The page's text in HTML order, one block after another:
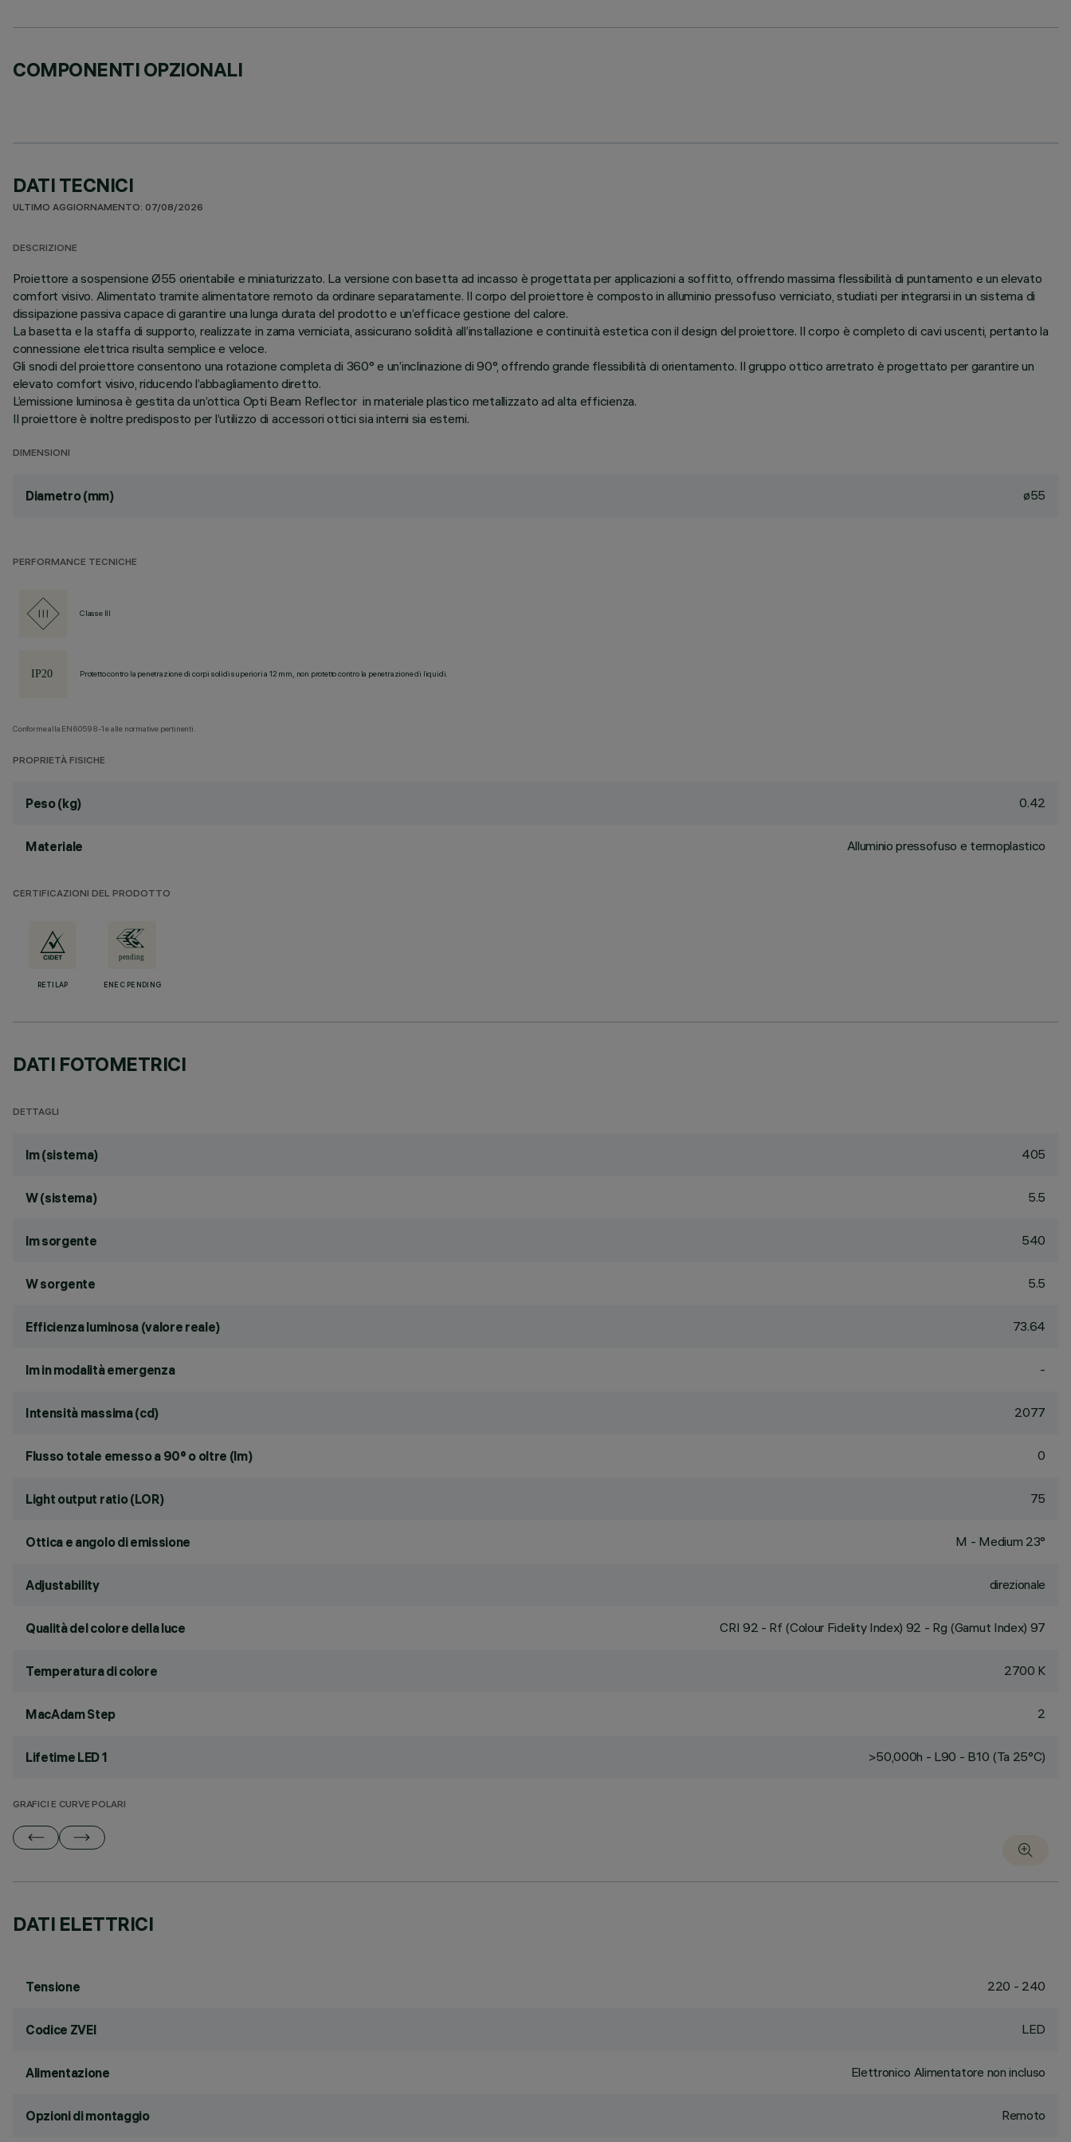
COMPONENTI OPZIONALI
DATI TECNICI
ULTIMO AGGIORNAMENTO: 07/08/2026
DESCRIZIONE
Proiettore a sospensione Ø55 orientabile e miniaturizzato. La versione con basetta ad incasso è progettata per applicazioni a soffitto, offrendo massima flessibilità di puntamento e un elevato
comfort visivo. Alimentato tramite alimentatore remoto da ordinare separatamente. Il corpo del proiettore è composto in alluminio pressofuso verniciato, studiati per integrarsi in un sistema di
dissipazione passiva capace di garantire una lunga durata del prodotto e un’efficace gestione del calore.
La basetta e la staffa di supporto, realizzate in zama verniciata, assicurano solidità all’installazione e continuità estetica con il design del proiettore. Il corpo è completo di cavi uscenti, pertanto la
connessione elettrica risulta semplice e veloce.
Gli snodi del proiettore consentono una rotazione completa di 360° e un’inclinazione di 90°, offrendo grande flessibilità di orientamento. Il gruppo ottico arretrato è progettato per garantire un
elevato comfort visivo, riducendo l’abbagliamento diretto.
L’emissione luminosa è gestita da un’ottica Opti Beam Reflector in materiale plastico metallizzato ad alta efficienza.
Il proiettore è inoltre predisposto per l’utilizzo di accessori ottici sia interni sia esterni.
DIMENSIONI
Diametro (mm) ø55
PERFORMANCE TECNICHE
Classe III
Protetto contro la penetrazione di corpi solidi superiori a 12 mm, non protetto contro la penetrazione di liquidi.
Conforme alla EN60598-1 e alle normative pertinenti.
PROPRIETÀ FISICHE
Peso (kg) 0.42
Materiale Alluminio pressofuso e termoplastico
CERTIFICAZIONI DEL PRODOTTO
RETILAP ENEC PENDING
DATI FOTOMETRICI
DETTAGLI
lm (sistema) 405
W (sistema) 5.5
lm sorgente 540
W sorgente 5.5
Efficienza luminosa (valore reale) 73.64
lm in modalità emergenza -
Intensità massima (cd) 2077
Flusso totale emesso a 90° o oltre (lm) 0
Light output ratio (LOR) 75
Ottica e angolo di emissione M - Medium 23°
Adjustability direzionale
Qualità del colore della luce CRI 92 - Rf (Colour Fidelity Index) 92 - Rg (Gamut Index) 97
Temperatura di colore 2700 K
MacAdam Step 2
Lifetime LED 1 >50,000h - L90 - B10 (Ta 25°C)
GRAFICI E CURVE POLARI
DATI ELETTRICI
Tensione 220 - 240
Codice ZVEI LED
Alimentazione Elettronico Alimentatore non incluso
Opzioni di montaggio Remoto